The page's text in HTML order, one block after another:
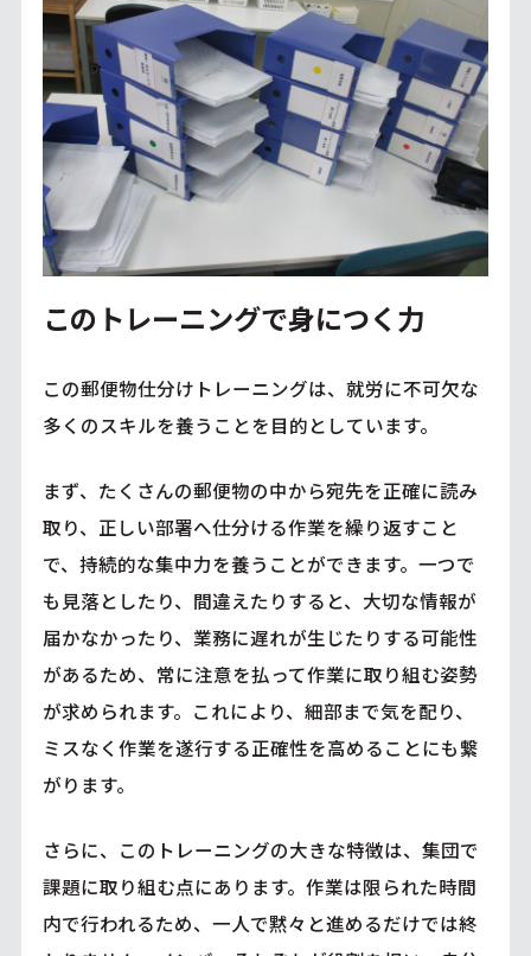
このトレーニングで身につく力
この郵便物仕分けトレーニングは、就労に不可欠な
多くのスキルを養うことを目的としています。
まず、たくさんの郵便物の中から宛先を正確に読み
取り、正しい部署へ仕分ける作業を繰り返すこと
で、持続的な集中力を養うことができます。一つで
も見落としたり、間違えたりすると、大切な情報が
届かなかったり、業務に遅れが生じたりする可能性
があるため、常に注意を払って作業に取り組む姿勢
が求められます。これにより、細部まで気を配り、
ミスなく作業を遂行する正確性を高めることにも繋
がります。
さらに、このトレーニングの大きな特徴は、集団で
課題に取り組む点にあります。作業は限られた時間
内で行われるため、一人で黙々と進めるだけでは終